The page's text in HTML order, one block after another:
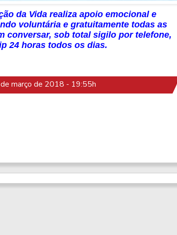
da Vida realiza apoio emocional e
voluntária e gratuitamente todas as
conversar, sob total sigilo por telefone,
24 horas todos os dias.
março de 2018 - 19:55h